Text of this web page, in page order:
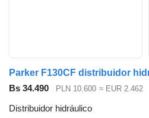
Bs 34.490 PLN 10.600 ≈ EUR 2.462
Distribuidor hidráulico